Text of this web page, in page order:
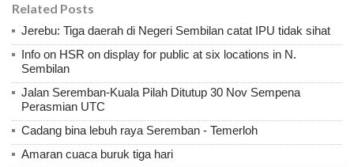
Related Posts
Jerebu: Tiga daerah di Negeri Sembilan catat IPU tidak sihat
Info on HSR on display for public at six locations in N.
Sembilan
Jalan Seremban-Kuala Pilah Ditutup 30 Nov Sempena
Perasmian UTC
Cadang bina lebuh raya Seremban - Temerloh
Amaran cuaca buruk tiga hari